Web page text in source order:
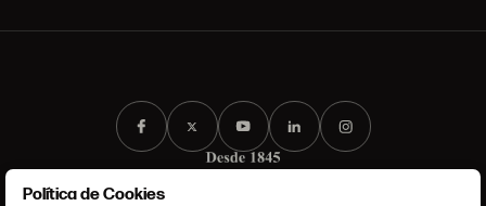
Política de Cookies